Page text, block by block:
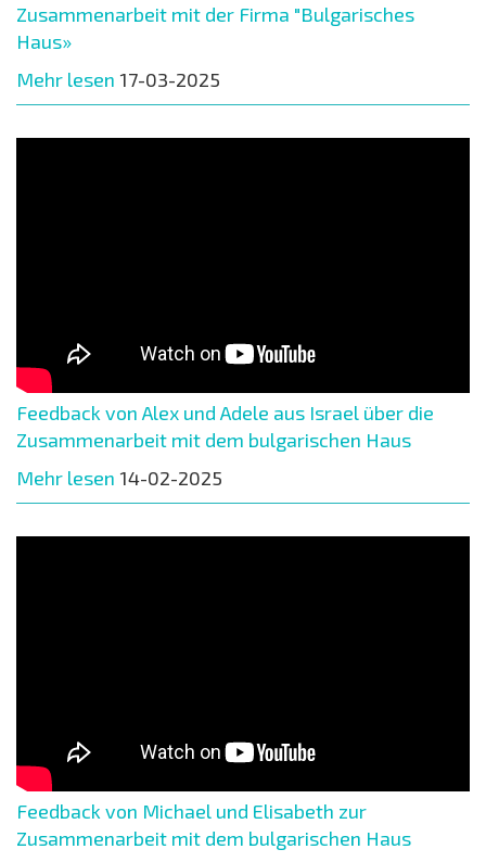
Zusammenarbeit mit der Firma "Bulgarisches
Haus»
Mehr lesen 17-03-2025
Feedback von Alex und Adele aus Israel über die
Zusammenarbeit mit dem bulgarischen Haus
Mehr lesen 14-02-2025
Feedback von Michael und Elisabeth zur
Zusammenarbeit mit dem bulgarischen Haus